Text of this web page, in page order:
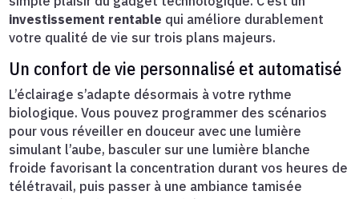
investissement rentable qui améliore durablement
votre qualité de vie sur trois plans majeurs.
Un confort de vie personnalisé et automatisé
L’éclairage s’adapte désormais à votre rythme
biologique. Vous pouvez programmer des scénarios
pour vous réveiller en douceur avec une lumière
simulant l’aube, basculer sur une lumière blanche
froide favorisant la concentration durant vos heures de
télétravail, puis passer à une ambiance tamisée